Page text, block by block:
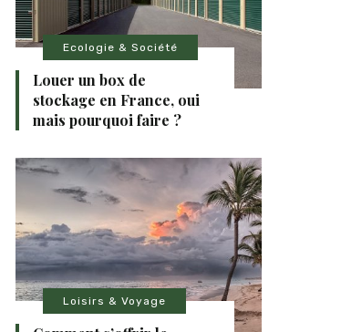
Ecologie & Société
Louer un box de
stockage en France, oui
mais pourquoi faire ?
Loisirs & Voyage